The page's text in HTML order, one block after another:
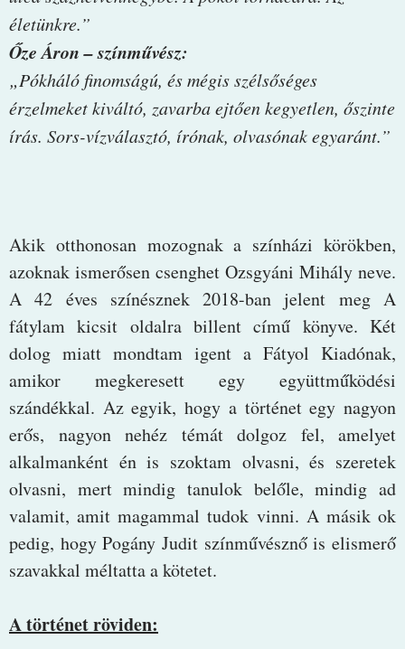
életünkre.”
Őze Áron – színművész:
„Pókháló finomságú, és mégis szélsőséges
érzelmeket kiváltó, zavarba ejtően kegyetlen, őszinte
írás. Sors-vízválasztó, írónak, olvasónak egyaránt.”
Akik otthonosan mozognak a színházi körökben,
azoknak ismerősen csenghet Ozsgyáni Mihály neve.
A 42 éves színésznek 2018-ban jelent meg A
fátylam kicsit oldalra billent című könyve. Két
dolog miatt mondtam igent a Fátyol Kiadónak,
amikor megkeresett egy együttműködési
szándékkal. Az egyik, hogy a történet egy nagyon
erős, nagyon nehéz témát dolgoz fel, amelyet
alkalmanként én is szoktam olvasni, és szeretek
olvasni, mert mindig tanulok belőle, mindig ad
valamit, amit magammal tudok vinni. A másik ok
pedig, hogy Pogány Judit színművésznő is elismerő
szavakkal méltatta a kötetet.
A történet röviden: